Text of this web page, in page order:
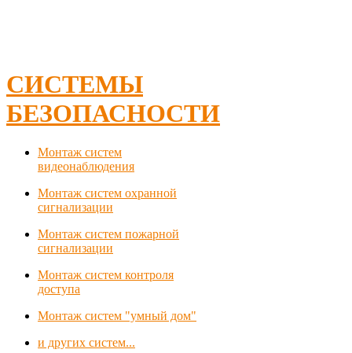
СИСТЕМЫ
БЕЗОПАСНОСТИ
Монтаж систем
видеонаблюдения
Монтаж систем охранной
сигнализации
Монтаж систем пожарной
сигнализации
Монтаж систем контроля
доступа
Монтаж систем "умный дом"
и других систем...